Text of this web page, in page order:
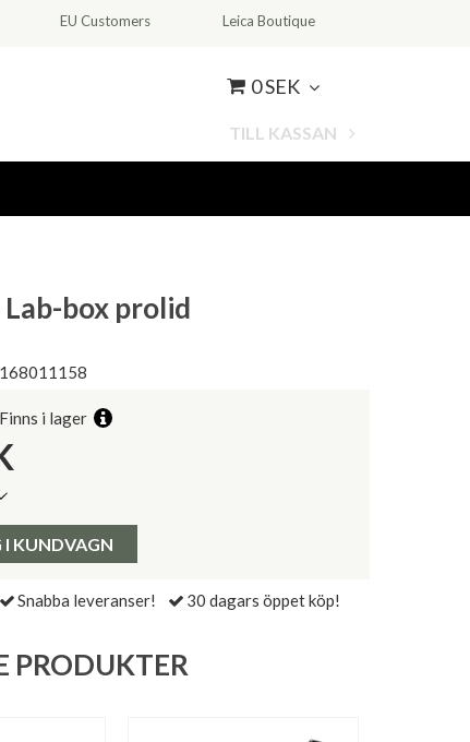
EU Customers Leica Boutique
0 SEK
TILL KASSAN
box prolid
Finns i lager
Pris:
I KUNDVAGN
Snabba leveranser! 30 dagars öppet köp!
PRODUKTER